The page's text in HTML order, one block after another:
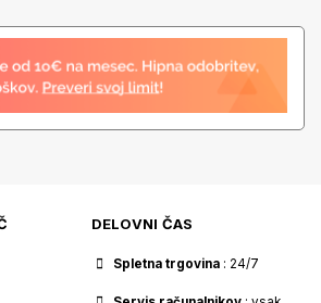
DELOVNI ČAS
Spletna trgovina: 24/7